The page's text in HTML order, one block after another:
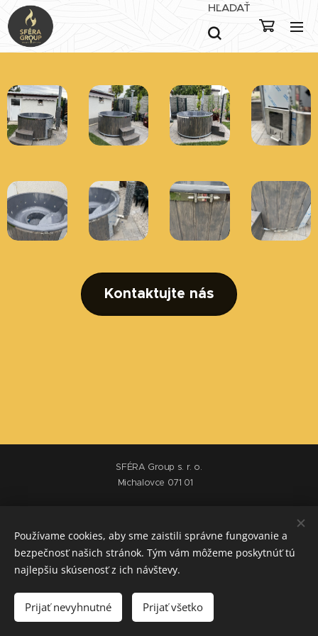
HĽADAŤ
Kontaktujte nás
SFÉRA Group s. r. o.
Michalovce 071 01
Výrobca sáun a víriviek
+421 950 562 252
info@sferagroup.sk
Cookies
Používame cookies, aby sme zaistili správne fungovanie a
bezpečnosť našich stránok. Tým vám môžeme poskytnúť tú
najlepšiu skúsenosť z ich návštevy.
Prijať nevyhnutné Prijať všetko